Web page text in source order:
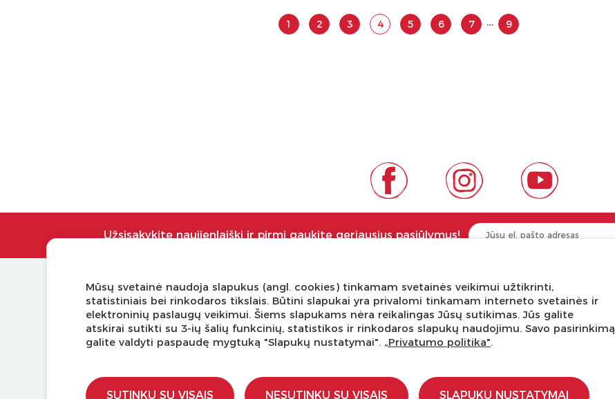
1 2 3 4 5 6 7 … 9
Užsisakykite naujienlaiškį ir pirmi gaukite geriausius pasiūlymus!
KLIENTŲ APTARNAVIMAS
Pirkimo – pardavimo taisyklės
Pristatymas ir grąžinimas
Apmokėjimo būdai
Privatumo taisyklės
NAUDINGA ŽINOTI
Tinklaraštis
Kodomo edukacijos
Kūrybinės dirbtuvės
APIE PREKĖS ŽENKLUS
Kas yra LaQ?
BRAIN BUILDERS kūdikiams
IWAKO trintukai-dėlionės
Mūsų svetainė naudoja slapukus (angl. cookies) tinkamam svetainės veikimui užtikrinti,
statistiniais bei rinkodaros tikslais. Būtini slapukai yra privalomi tinkamam interneto svetainės ir
elektroninių paslaugų veikimui. Šiems slapukams nėra reikalingas Jūsų sutikimas. Jūs galite
atskirai sutikti su 3-ių šalių funkcinių, statistikos ir rinkodaros slapukų naudojimu. Savo pasirinkimą
galite valdyti paspaudę mygtuką "Slapukų nustatymai". „Privatumo politika".
SUTINKU SU VISAIS NESUTINKU SU VISAIS SLAPUKŲ NUSTATYMAI